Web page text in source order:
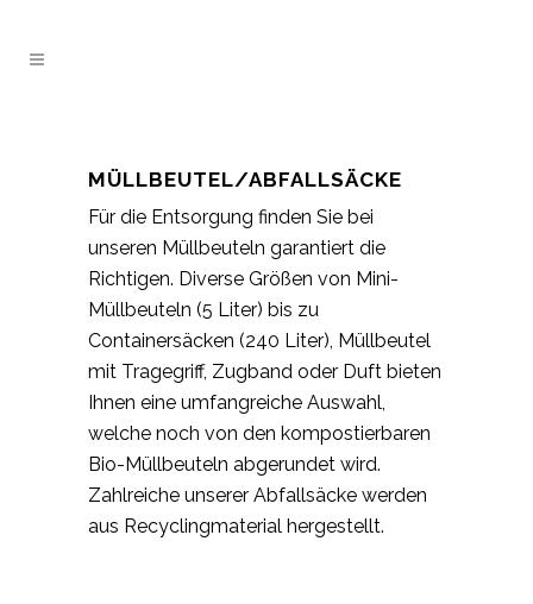
MÜLLBEUTEL/ABFALLSÄCKE
Für die Entsorgung finden Sie bei
unseren Müllbeuteln garantiert die
Richtigen. Diverse Größen von Mini-
Müllbeuteln (5 Liter) bis zu
Containersäcken (240 Liter), Müllbeutel
mit Tragegriff, Zugband oder Duft bieten
Ihnen eine umfangreiche Auswahl,
welche noch von den kompostierbaren
Bio-Müllbeuteln abgerundet wird.
Zahlreiche unserer Abfallsäcke werden
aus Recyclingmaterial hergestellt.